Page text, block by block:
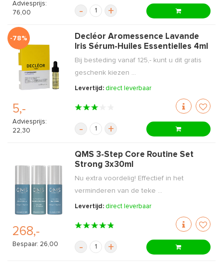
Adviesprijs:
76,00
- +
-78%
5,-
Adviesprijs:
22,30
Decléor Aromessence Lavande
Iris Sérum-Huiles Essentielles 4ml
Bij besteding vanaf 125,- kunt u dit gratis
geschenk kiezen ...
Levertijd: direct leverbaar
- +
268,-
Bespaar: 26,00
QMS 3-Step Core Routine Set
Strong 3x30ml
Nu extra voordelig! Effectief in het
verminderen van de teke ...
Levertijd: direct leverbaar
- +